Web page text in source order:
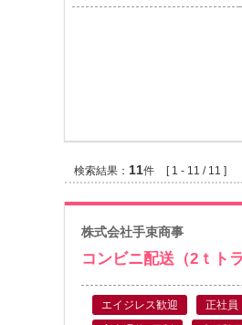
検索結果： 11件 [ 1 - 11 / 11 ]
株式会社手束商事
コンビニ配送（2ｔト
エイジレス歓迎 正社員